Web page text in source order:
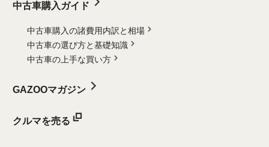
中古車購入ガイド
中古車購入の諸費用内訳と相場
中古車の選び方と基礎知識
中古車の上手な買い方
GAZOOマガジン
クルマを売る